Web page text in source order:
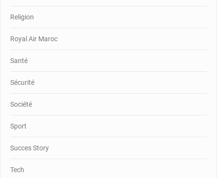
Religion
Royal Air Maroc
Santé
Sécurité
Société
Sport
Succes Story
Tech